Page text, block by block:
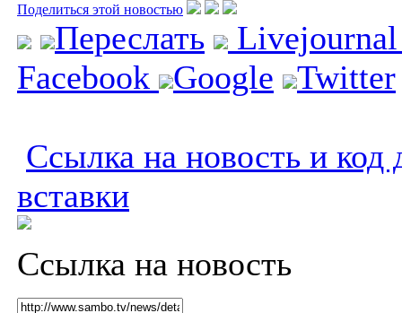
Поделиться этой новостью
Переслать
Facebook
Google Twitter
Ссылка на новость и код
вставки
Ссылка на новость